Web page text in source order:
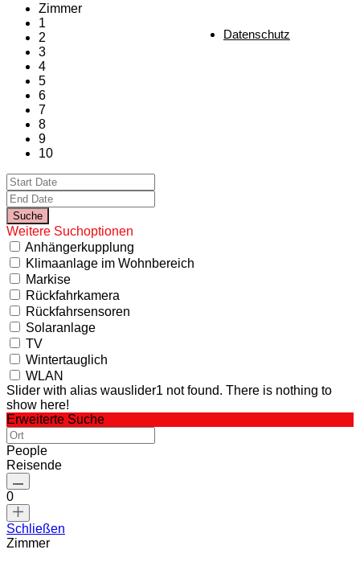
Datenschutz
Zimmer
1
2
3
4
5
6
7
8
9
10
Weitere Suchoptionen
Anhängerkupplung
Klimaanlage im Wohnbereich
Markise
Rückfahrkamera
Rückfahrsensoren
Solaranlage
TV
Wintertauglich
WLAN
Slider with alias wauslider1 not found. There is nothing to
show here!
Erweiterte Suche
People
Reisende
0
Schließen
Zimmer